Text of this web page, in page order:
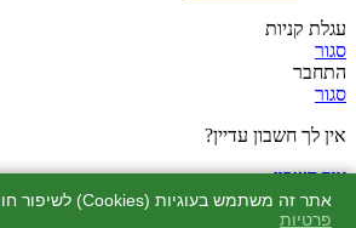
עגלת קניות
סגור
התחבר
סגור
אין לך חשבון עדיין?
צור חשבון
אתר זה משתמש בעוגיות (Cookies) לשיפור חוויית הקנייה.
פרטיות
חנות
מוצרים שאהבתי